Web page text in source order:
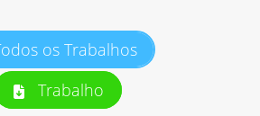
os Trabalhos
Trabalho